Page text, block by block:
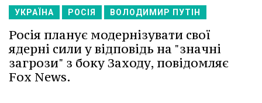
УКРАЇНА РОСІЯ ВОЛОДИМИР ПУТІН
Росія планує модернізувати свої
ядерні сили у відповідь на "значні
загрози" з боку Заходу, повідомляє
Fox News.